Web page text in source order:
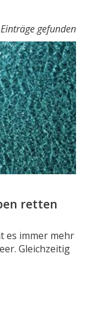
gefunden
retten
es immer mehr
Gleichzeitig